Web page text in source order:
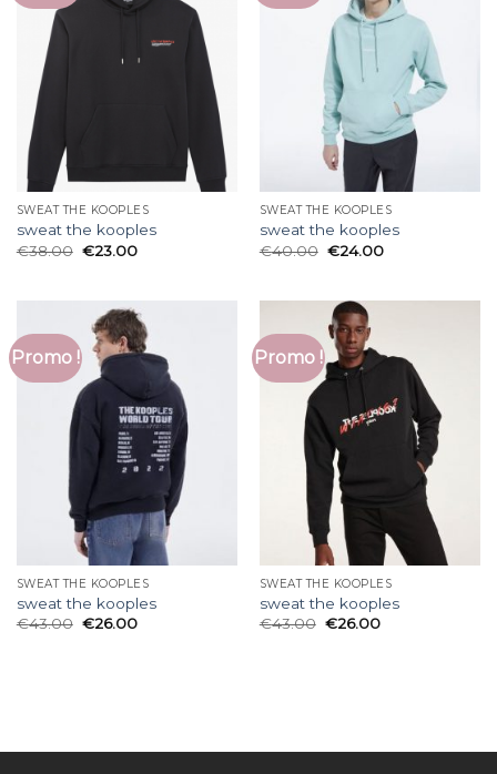
SWEAT THE KOOPLES
sweat the kooples
€38.00 €23.00
SWEAT THE KOOPLES
sweat the kooples
€40.00 €24.00
Promo !
SWEAT THE KOOPLES
sweat the kooples
€43.00 €26.00
Promo !
SWEAT THE KOOPLES
sweat the kooples
€43.00 €26.00